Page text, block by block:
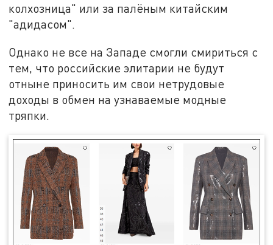
колхозница" или за палёным китайским
"адидасом".
Однако не все на Западе смогли смириться с
тем, что российские элитарии не будут
отныне приносить им свои нетрудовые
доходы в обмен на узнаваемые модные
тряпки.